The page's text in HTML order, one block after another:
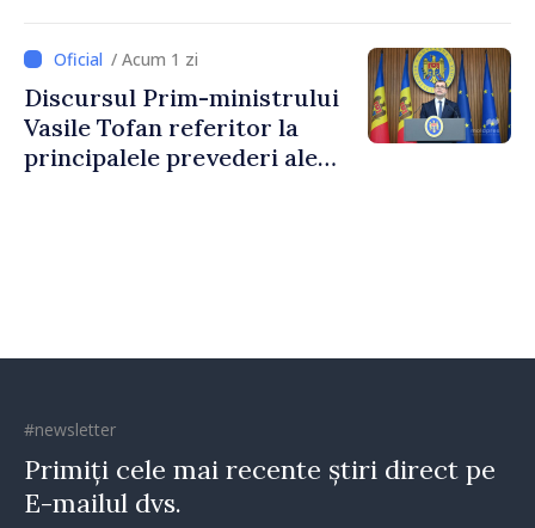
stimularea investițiilor și o
taxare mai echitabilă
/ Acum 1 zi
Discursul Prim-ministrului
Vasile Tofan referitor la
principalele prevederi ale
#newsletter
Primiți cele mai recente știri direct pe
E-mailul dvs.